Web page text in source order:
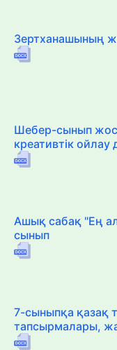
Зертханашының
Шебер-сынып
креативтік
Ашық сабақ "Ең
сынып
7-сыныпқа қазақ
тапсырмалары,